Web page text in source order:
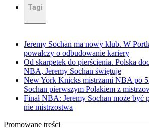
Tagi
Jeremy Sochan ma nowy klub. W
powalczy o odbudowanie kariery
Od skarpetek do pierścienia. Polska
NBA, Jeremy Sochan świętuje
New York Knicks mistrzami NBA po
Sochan pierwszym Polakiem z
Finał NBA: Jeremy Sochan może być
nie mistrzostwa
Promowane treści